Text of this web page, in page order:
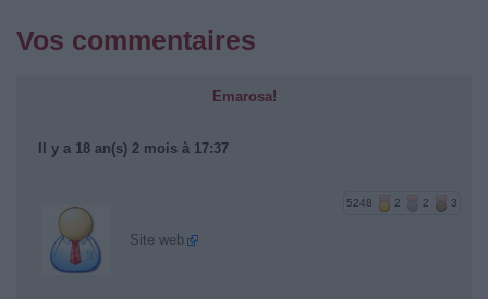
Vos commentaires
Emarosa!
Il y a 18 an(s) 2 mois à 17:37
5248 2 2 3
Site web